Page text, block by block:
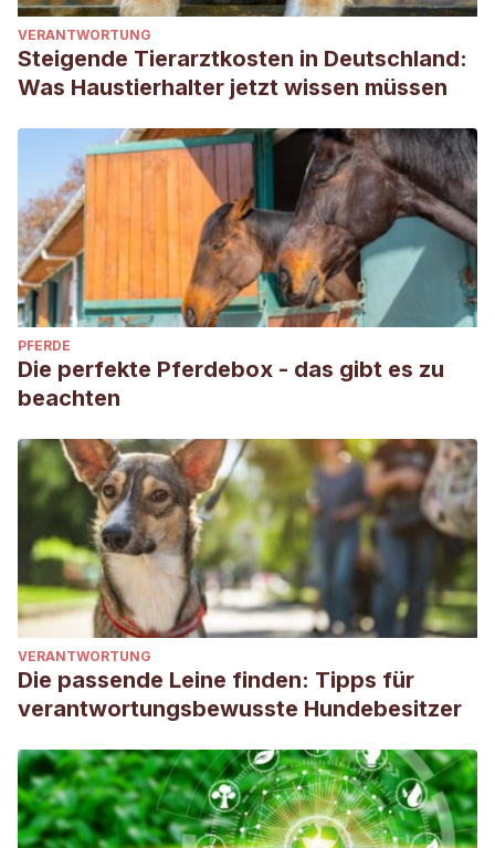
VERANTWORTUNG
Steigende Tierarztkosten in Deutschland:
Was Haustierhalter jetzt wissen müssen
PFERDE
Die perfekte Pferdebox - das gibt es zu
beachten
VERANTWORTUNG
Die passende Leine finden: Tipps für
verantwortungsbewusste Hundebesitzer